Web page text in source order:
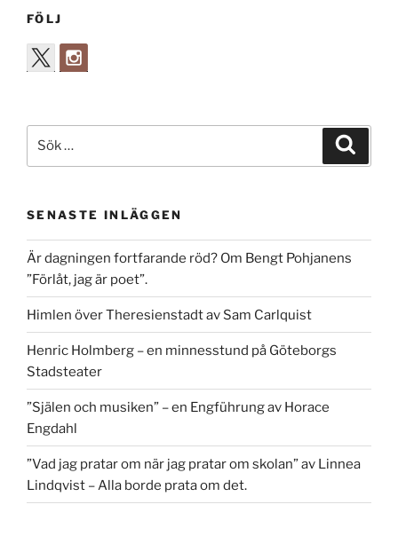
FÖLJ
efter:
SENASTE INLÄGGEN
Är dagningen fortfarande röd? Om Bengt Pohjanens
”Förlåt, jag är poet”.
Himlen över Theresienstadt av Sam Carlquist
Henric Holmberg – en minnesstund på Göteborgs
Stadsteater
”Själen och musiken” – en Engführung av Horace
Engdahl
”Vad jag pratar om när jag pratar om skolan” av Linnea
Lindqvist – Alla borde prata om det.